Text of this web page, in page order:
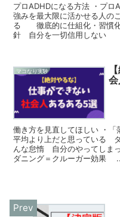
プロADHDになる方法 ・プ
強みを最大限に活かせる人
る 徹底的に仕組化・習慣化
針 自分を一切信用しない
マコなり実験
働き方を見直してほしい ・「
平均より上だと思っている
んな怠惰 自分のやってしま
ダニング＝クルーガー効果